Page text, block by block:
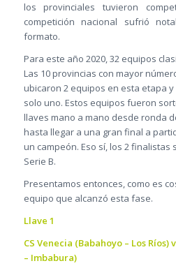
los provinciales tuvieron
competición nacional sufrió
formato.
Para este año 2020, 32 equipos
Las 10 provincias con mayor
ubicaron 2 equipos en esta etapa
solo uno. Estos equipos fueron
llaves mano a mano desde ronda
hasta llegar a una gran final a
un campeón. Eso sí, los 2
Serie B.
Presentamos entonces, como es
equipo que alcanzó esta fase.
Llave 1
CS Venecia (Babahoyo – Los
– Imbabura)